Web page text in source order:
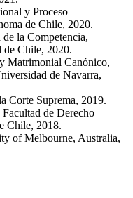
y Proceso
de Chile, 2020.
la Competencia,
de Chile, 2020.
Matrimonial Canónico,
de Navarra,
Corte Suprema, 2019.
de Derecho
Chile, 2018.
of Melbourne, Australia,